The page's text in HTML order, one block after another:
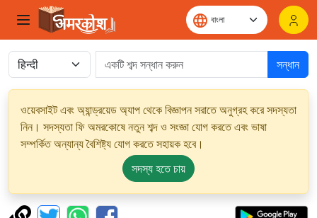
সন্ধান
ওয়েবসাইট এবং অ্যান্ড্রয়েড অ্যাপ থেকে বিজ্ঞাপন সরাতে অনুগ্রহ করে সদস্যতা
নিন। সদস্যতা ফি অমরকোষে নতুন শব্দ ও সংজ্ঞা যোগ করতে এবং ভাষা
সম্পর্কিত অন্যান্য বৈশিষ্ট্য যোগ করতে সহায়ক হবে।
সদস্য হতে চায়